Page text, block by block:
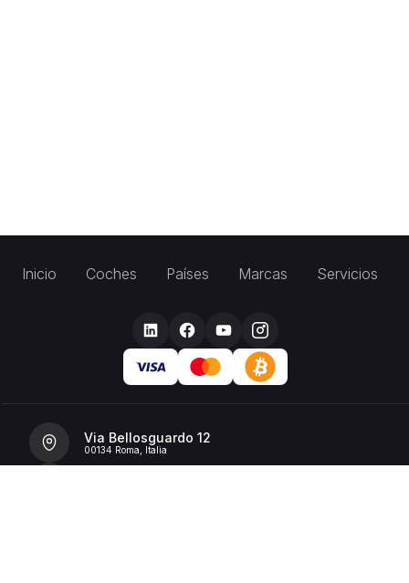
Inicio Coches Países Marcas Servicios
Via Bellosguardo 12
00134 Roma, Italia